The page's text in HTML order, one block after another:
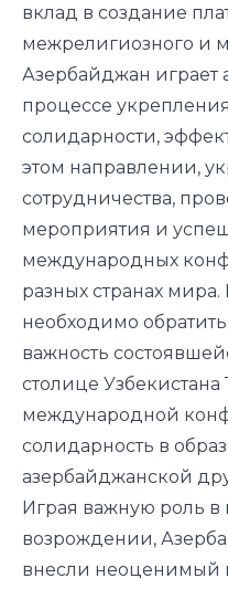
вклад в создание
межрелигиозного и
Азербайджан играет
процессе
солидарности,
этом направлении,
сотрудничества,
мероприятия и
международных
разных странах мира.
необходимо
важность
столице Узбекистана
международной
солидарность в
азербайджанской
Играя важную роль в
возрождении,
внесли неоценимый